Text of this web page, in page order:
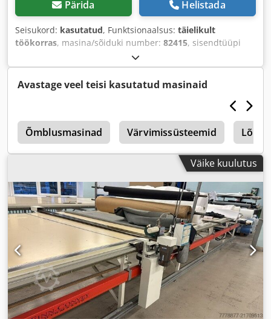
Pärida Helistada
Seisukord: kasutatud, Funktsionaalsus: täielikult
töökorras, masina/sõiduki number: 82415, sisendtüüpi
, kogulaius:
2 500 mm, sisendpinge:400 V, sisendvool:16 A, lõike
kõrgus (maks.):100 mm,
Avastage veel teisi kasutatud masinaid
Õmblusmasinad Värvimissüsteemid
Väike kuulutus